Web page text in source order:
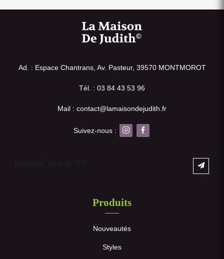
Ad. : Espace Chantrans, Av. Pasteur, 39570 MONTMOROT
Tél. : 03 84 43 53 96
Mail : contact@lamaisondejudith.fr
Suivez-nous :
Produits
Nouveautés
Styles